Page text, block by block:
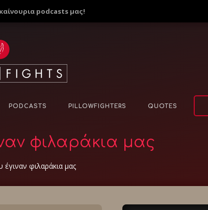
podcasts μας!
PODCASTS PILLOWFIGHTERS QUOTES
φιλαράκια μας
έγιναν φιλαράκια μας